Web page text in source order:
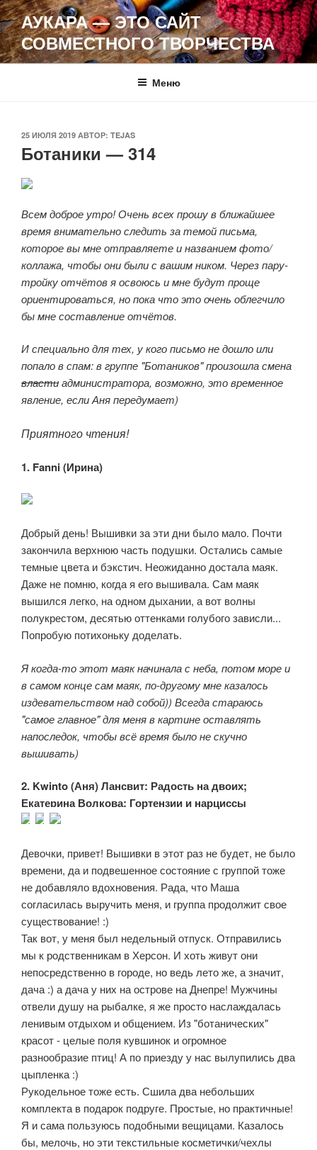
Перейти
к
содержимому
АУКАРА — ЭТО САЙТ
СОВМЕСТНОГО ТВОРЧЕСТВА
Меню
ОПУБЛИКОВАНО
25 ИЮЛЯ 2019 АВТОР: TEJAS
Ботаники — 314
Всем доброе утро! Очень всех прошу в ближайшее
время внимательно следить за темой письма,
которое вы мне отправляете и названием фото/
коллажа, чтобы они были с вашим ником. Через пару-
тройку отчётов я освоюсь и мне будут проще
ориентироваться, но пока что это очень облегчило
бы мне составление отчётов.
И специально для тех, у кого письмо не дошло или
попало в спам: в группе "Ботаников" произошла смена
властиадминистратора, возможно, это временное
явление, если Аня передумает)
Приятного чтения!
1. Fanni (Ирина)
Добрый день! Вышивки за эти дни было мало. Почти
закончила верхнюю часть подушки. Остались самые
темные цвета и бэкстич. Неожиданно достала маяк.
Даже не помню, когда я его вышивала. Сам маяк
вышился легко, на одном дыхании, а вот волны
полукрестом, десятью оттенками голубого зависли...
Попробую потихоньку доделать.
Я когда-то этот маяк начинала с неба, потом море и
в самом конце сам маяк, по-другому мне казалось
издевательством над собой)) Всегда стараюсь
"самое главное" для меня в картине оставлять
напоследок, чтобы всё время было не скучно
вышивать)
2. Kwinto (Аня) Лансвит: Радость на двоих;
Екатерина Волкова: Гортензии и нарциссы
Девочки, привет! Вышивки в этот раз не будет, не было
времени, да и подвешенное состояние с группой тоже
не добавляло вдохновения. Рада, что Маша
согласилась выручить меня, и группа продолжит свое
существование! :)
Так вот, у меня был недельный отпуск. Отправились
мы к родственникам в Херсон. И хоть живут они
непосредственно в городе, но ведь лето же, а значит,
дача :) а дача у них на острове на Днепре! Мужчины
отвели душу на рыбалке, я же просто наслаждалась
ленивым отдыхом и общением. Из "ботанических"
красот - целые поля кувшинок и огромное
разнообразие птиц! А по приезду у нас вылупились два
цыпленка :)
Рукодельное тоже есть. Сшила два небольших
комплекта в подарок подруге. Простые, но практичные!
Я и сама пользуюсь подобными вещицами. Казалось
бы, мелочь, но эти текстильные косметички/чехлы